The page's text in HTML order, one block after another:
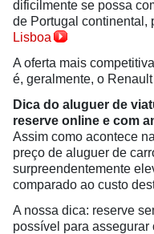
dificilmente se possa
de Portugal continental,
Lisboa
A oferta mais
é, geralmente, o
Dica do aluguer de
reserve online e com
Assim como acontece
preço de aluguer de
surpreendentemente
comparado ao custo
A nossa dica: reserve
possível para assegurar